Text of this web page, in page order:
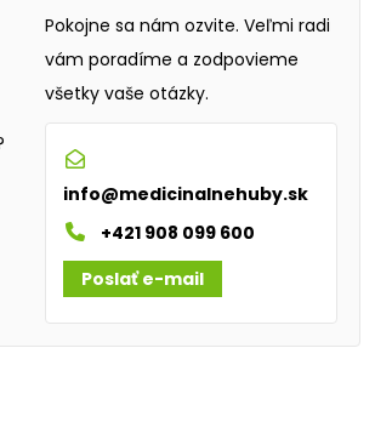
Pokojne sa nám ozvite. Veľmi radi
vám poradíme a zodpovieme
všetky vaše otázky.
info@medicinalnehuby.sk
+421 908 099 600
Poslať e-mail